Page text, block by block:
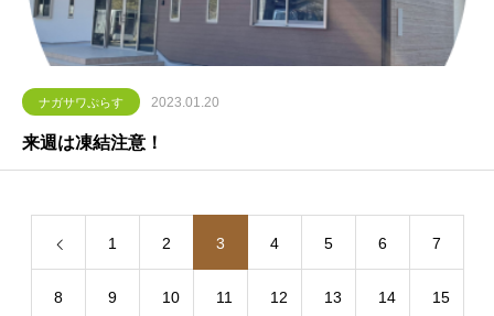
ナガサワぷらす 2023.01.20
来週は凍結注意！
1 2 3 4 5 6 7
8 9 10 11 12 13 14 15